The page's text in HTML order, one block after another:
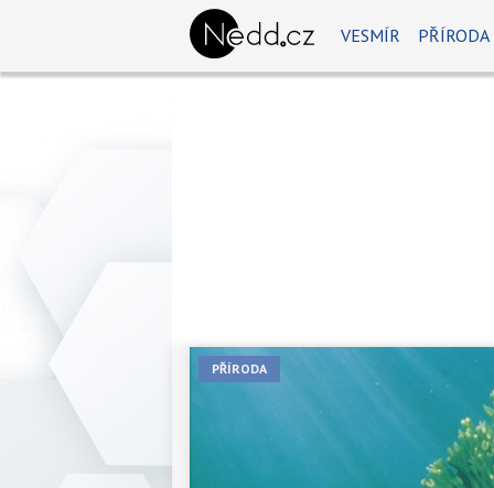
VESMÍR PŘÍRODA
PŘÍRODA